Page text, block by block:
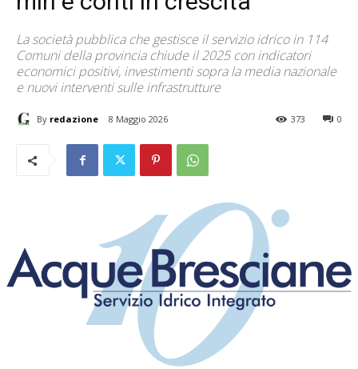
La società pubblica che gestisce il servizio idrico in 114
Comuni della provincia chiude il 2025 con indicatori
economici positivi, investimenti sopra la media nazionale
e nuovi interventi sulle infrastrutture
By redazione 8 Maggio 2026 0
373